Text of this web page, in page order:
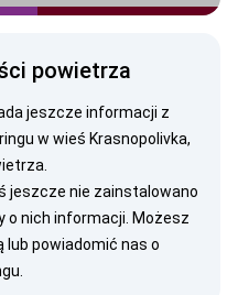
powietrza
jeszcze informacji z
w wieś Krasnopolivka,
jeszcze nie zainstalowano
o nich informacji. Możesz
lub powiadomić nas o